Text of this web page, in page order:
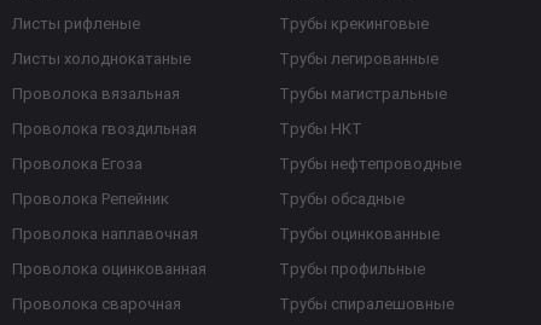
Листы рифленые
Листы холоднокатаные
Проволока вязальная
Проволока гвоздильная
Проволока Егоза
Проволока Репейник
Проволока наплавочная
Проволока оцинкованная
Проволока сварочная
Трубы крекинговые
Трубы легированные
Трубы магистральные
Трубы НКТ
Трубы нефтепроводные
Трубы обсадные
Трубы оцинкованные
Трубы профильные
Трубы спиралешовные